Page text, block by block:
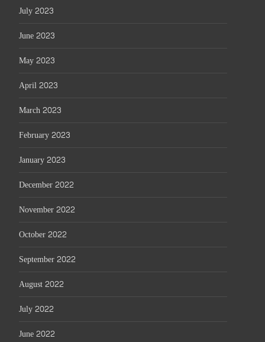
July 2023
June 2023
May 2023
April 2023
March 2023
February 2023
January 2023
December 2022
November 2022
October 2022
September 2022
August 2022
July 2022
June 2022